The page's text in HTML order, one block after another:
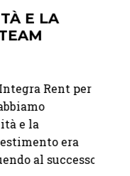
E LA
Rent per
e la
era
al successo